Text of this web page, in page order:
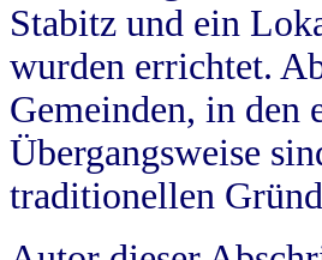
Stabitz und ein
wurden errichtet.
Gemeinden, in den
Übergangsweise
traditionellen